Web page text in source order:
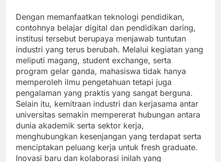
Dengan memanfaatkan teknologi pendidikan,
contohnya belajar digital dan pendidikan daring,
institusi tersebut berupaya menjawab tuntutan
industri yang terus berubah. Melalui kegiatan yang
meliputi magang, student exchange, serta
program gelar ganda, mahasiswa tidak hanya
memperoleh ilmu pengetahuan tetapi juga
pengalaman yang praktis yang sangat berguna.
Selain itu, kemitraan industri dan kerjasama antar
universitas semakin mempererat hubungan antara
dunia akademik serta sektor kerja,
menghubungkan kesenjangan yang terdapat serta
menciptakan peluang kerja untuk fresh graduate.
Inovasi baru dan kolaborasi inilah yang